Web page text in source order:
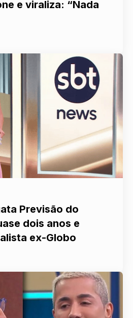
e viraliza: “Nada
Previsão do
dois anos e
ex-Globo